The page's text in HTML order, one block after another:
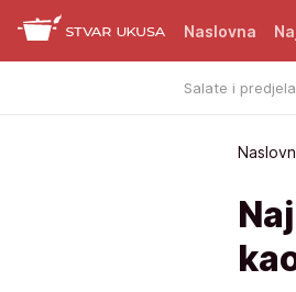
Naslovna
Salate i predjela